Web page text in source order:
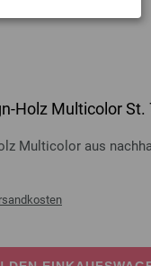
Holz Multicolor
Multicolor aus